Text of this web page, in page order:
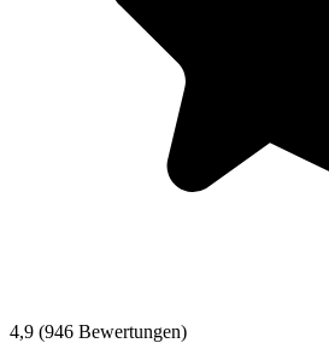
4,9 (946 Bewertungen)